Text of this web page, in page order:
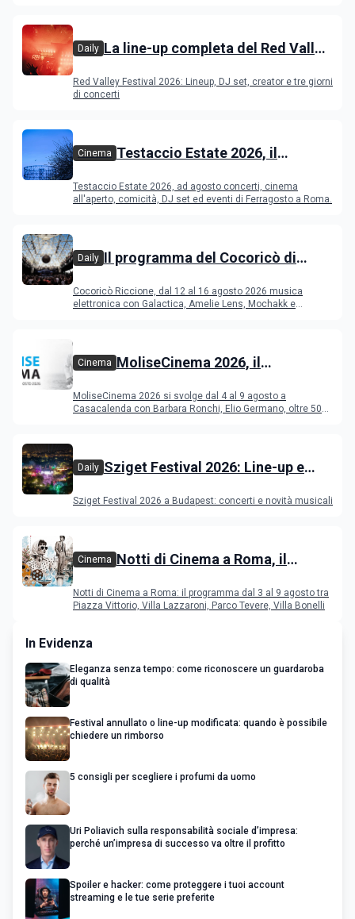
Daily La line-up completa del Red Valley
Red Valley Festival 2026: Lineup, DJ set, creator e tre giorni
di concerti
Cinema Testaccio Estate 2026, il
Ferragosto
Testaccio Estate 2026, ad agosto concerti, cinema
all'aperto, comicità, DJ set ed eventi di Ferragosto a Roma.
Daily Il programma del Cocoricò di
Cocoricò Riccione, dal 12 al 16 agosto 2026 musica
elettronica con Galactica, Amelie Lens, Mochakk e
Cinema MoliseCinema 2026, il
MoliseCinema 2026 si svolge dal 4 al 9 agosto a
Casacalenda con Barbara Ronchi, Elio Germano, oltre 50
Daily Sziget Festival 2026: Line-up e
Sziget Festival 2026 a Budapest: concerti e novità musicali
Cinema Notti di Cinema a Roma, il
Notti di Cinema a Roma: il programma dal 3 al 9 agosto tra
Piazza Vittorio, Villa Lazzaroni, Parco Tevere, Villa Bonelli
In Evidenza
Eleganza senza tempo: come riconoscere un guardaroba
di qualità
Festival annullato o line-up modificata: quando è possibile
chiedere un rimborso
5 consigli per scegliere i profumi da uomo
Uri Poliavich sulla responsabilità sociale d’impresa:
perché un’impresa di successo va oltre il profitto
Spoiler e hacker: come proteggere i tuoi account
streaming e le tue serie preferite